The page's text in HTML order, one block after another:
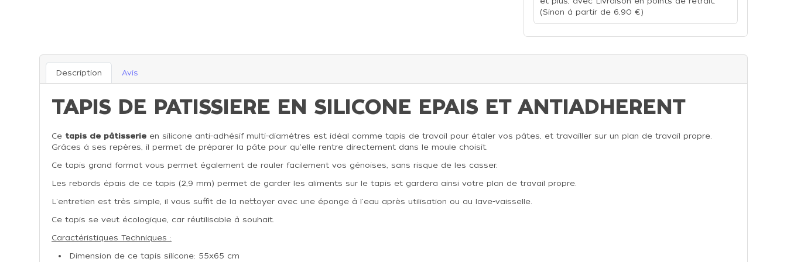
(Sinon à partir de 6,90 €)
Description Avis
TAPIS DE PATISSIERE EN SILICONE EPAIS ET ANTIADHERENT
Ce tapis de pâtisserie en silicone anti-adhésif multi-diamètres est idéal comme tapis de travail pour étaler vos pâtes, et travailler sur un plan de travail propre.
Grâces à ses repères, il permet de préparer la pâte pour qu'elle rentre directement dans le moule choisit.
Ce tapis grand format vous permet également de rouler facilement vos génoises, sans risque de les casser.
Les rebords épais de ce tapis (2,9 mm) permet de garder les aliments sur le tapis et gardera ainsi votre plan de travail propre.
L'entretien est très simple, il vous suffit de la nettoyer avec une éponge à l'eau après utilisation ou au lave-vaisselle.
Ce tapis se veut écologique, car réutilisable à souhait.
Caractéristiques Techniques :
Dimension de ce tapis silicone: 55x65 cm